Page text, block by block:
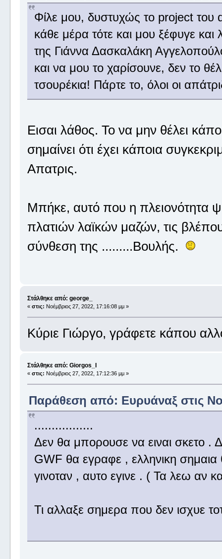
Φίλε μου, δυστυχώς το project του
κάθε μέρα τότε και μου ξέφυγε
της Γιάννα Δασκαλάκη
και να μου το χαρίσουνε, δεν το
τσουρέκια! Πάρτε το, όλοι οι
Εισαι λάθος. Το να μην θέλει
σημαίνει ότι έχει κάποια
Απατρις.
Μπήκε, αυτό που η πλειονότητα
πλατιών λαϊκών μαζών, τις
σύνθεση της .........Βουλής.
Στάλθηκε από: george_
« στις: Νοέμβριος 27, 2022, 17:16:08 μμ »
Κύριε Γιώργο, γράφετε κάπου
Στάλθηκε από: Giorgos_I
« στις: Νοέμβριος 27, 2022, 17:12:36 μμ »
Παράθεση από: Ευρυάναξ στις
.................
Δεν θα μπορουσε να ειναι σκετο .
GWF θα εγραφε , ελληνικη
γινοταν , αυτο εγινε . ( Τα λεω αν
Τι αλλαξε σημερα που δεν ισχυε